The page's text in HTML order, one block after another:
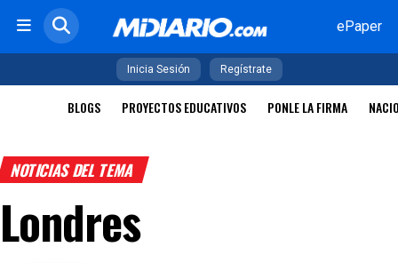
ePaper
Inicia Sesión Regístrate
BLOGS PROYECTOS EDUCATIVOS PONLE LA FIRMA
NOTICIAS DEL TEMA
Londres